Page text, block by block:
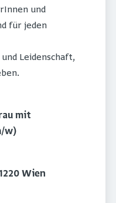
und
für jeden
Leidenschaft,
mit
w)
Wien